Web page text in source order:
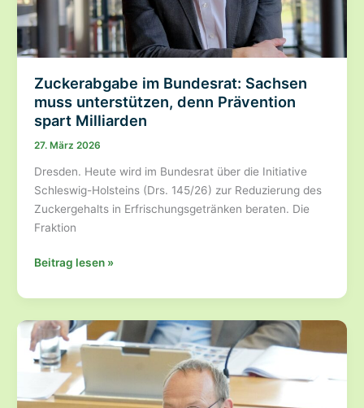
Zuckerabgabe im Bundesrat: Sachsen
muss unterstützen, denn Prävention
spart Milliarden
27. März 2026
Dresden. Heute wird im Bundesrat über die Initiative
Schleswig-Holsteins (Drs. 145/26) zur Reduzierung des
Zuckergehalts in Erfrischungsgetränken beraten. Die
Fraktion
Zuckerabgabe
Bundesrat:
Sachsen
muss
unterstützen,
denn
Prävention
Beitrag lesen »